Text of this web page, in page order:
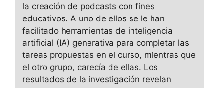
la creación de podcasts con fines
educativos. A uno de ellos se le han
facilitado herramientas de inteligencia
artificial (IA) generativa para completar las
tareas propuestas en el curso, mientras que
el otro grupo, carecía de ellas. Los
resultados de la investigación revelan